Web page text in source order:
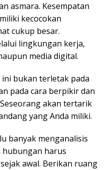
asmara. Kesempatan
kecocokan
cukup besar.
lingkungan kerja,
media digital.
bukan terletak pada
pada cara berpikir dan
akan tertarik
yang Anda miliki.
banyak menganalisis
hubungan harus
awal. Berikan ruang